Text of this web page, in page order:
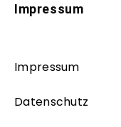
Impressum
Impressum
Datenschutz